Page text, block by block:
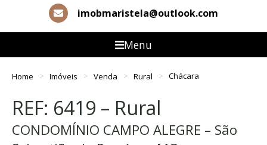
imobmaristela@outlook.com
Menu
Home Imóveis Venda Rural Chácara
REF: 6419 – Rural
CONDOMÍNIO CAMPO ALEGRE – São